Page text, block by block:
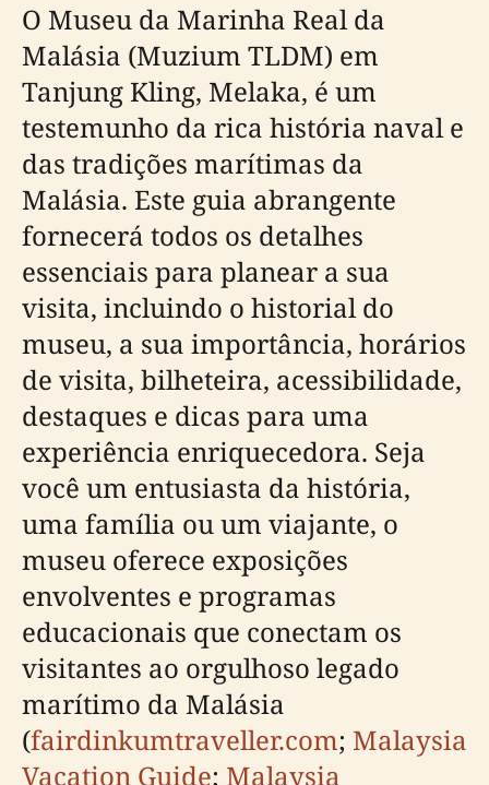
O Museu da Marinha Real da
Malásia (Muzium TLDM) em
Tanjung Kling, Melaka, é um
testemunho da rica história naval e
das tradições marítimas da
Malásia. Este guia abrangente
fornecerá todos os detalhes
essenciais para planear a sua
visita, incluindo o historial do
museu, a sua importância, horários
de visita, bilheteira, acessibilidade,
destaques e dicas para uma
experiência enriquecedora. Seja
você um entusiasta da história,
uma família ou um viajante, o
museu oferece exposições
envolventes e programas
educacionais que conectam os
visitantes ao orgulhoso legado
marítimo da Malásia
(fairdinkumtraveller.com; Malaysia
Vacation Guide; Malaysia